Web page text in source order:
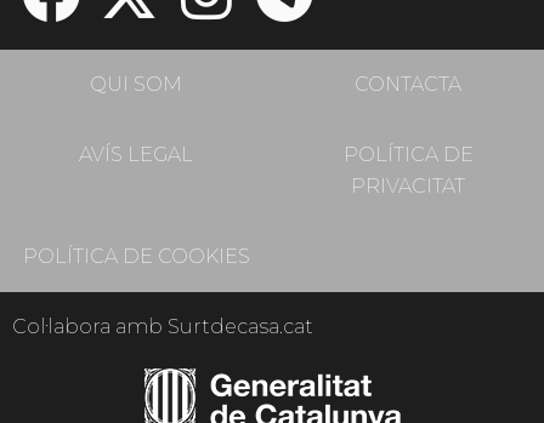
QUI SOM CONTACTA
AVÍS LEGAL
POLÍTICA DE
PRIVACITAT
POLÍTICA DE COOKIES
Col·labora amb Surtdecasa.cat